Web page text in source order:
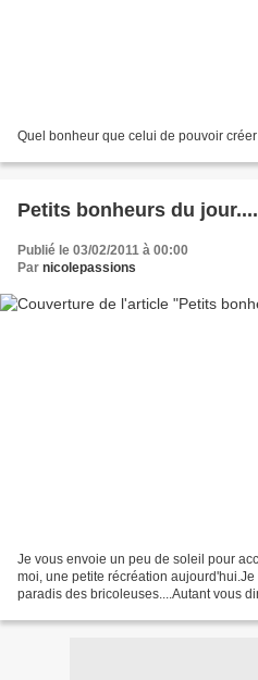
Quel bonheur que celui de pouvoir
Petits bonheurs du
Publié le 03/02/2011 à 00:00
Par nicolepassions
Je vous envoie un peu de soleil pour
moi, une petite récréation
paradis des bricoleuses....Autant vous